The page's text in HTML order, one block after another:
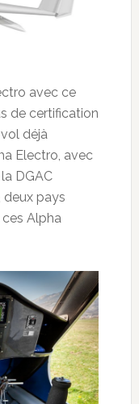
avec ce
de certification
vol déjà
Electro, avec
DGAC
deux pays
Alpha